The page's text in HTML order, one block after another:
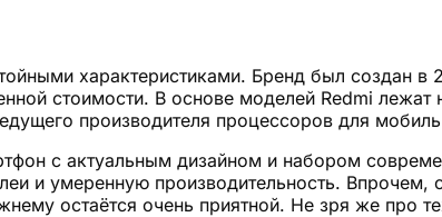
характеристиками. Бренд был создан в
стоимости. В основе моделей Redmi лежат
производителя процессоров для
с актуальным дизайном и набором
и умеренную производительность. Впрочем,
остаётся очень приятной. Не зря же про